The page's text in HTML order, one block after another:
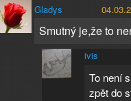
Gladys
Smutný je,že to
ivis
To není
zpět do